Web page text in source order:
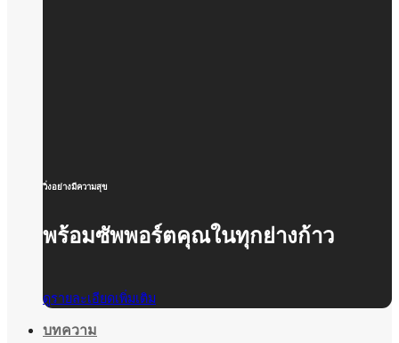
วิ่งอย่างมีความสุข
พร้อมซัพพอร์ตคุณในทุกย่างก้าว
ดูรายละเอียดเพิ่มเติม
บทความ